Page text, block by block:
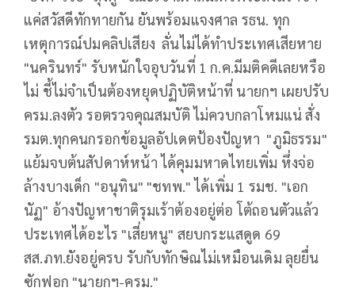
แค่สวัสดีทักทายกัน ยันพร้อมแจงศาล รธน. ทุก
เหตุการณ์ปมคลิปเสียง ลั่นไม่ได้ทำประเทศเสียหาย
"นครินทร์" รับหนักใจอุบวันที่ 1 ก.ค.มีมติคดีเลยหรือ
ไม่ ชี้ไม่จำเป็นต้องหยุดปฏิบัติหน้าที่ นายกฯ เผยปรับ
ครม.ลงตัว รอตรวจคุณสมบัติ ไม่ควบกลาโหมแน่ สั่ง
รมต.ทุกคนกรอกข้อมูลอัปเดตป้องปัญหา "ภูมิธรรม"
แย้มจบต้นสัปดาห์หน้า ได้คุมมหาดไทยเพิ่ม หึ่งจ่อ
ล้างบางเด็ก "อนุทิน" "ชทพ." ได้เพิ่ม 1 รมช. "เอก
นัฏ" อ้างปัญหาชาติรุมเร้าต้องอยู่ต่อ โต้ถอนตัวแล้ว
ประเทศได้อะไร "เสี่ยหนู" สยบกระแสดูด 69
สส.ภท.ยังอยู่ครบ รับกับทักษิณไม่เหมือนเดิม ลุยยื่น
ซักฟอก "นายกฯ-ครม."